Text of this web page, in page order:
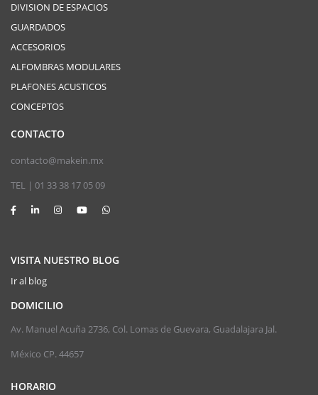
DIVISION DE ESPACIOS
GUARDADOS
ACCESORIOS
ALFOMBRAS MODULARES
PLAFONES ACUSTICOS
CONCEPTOS
CONTACTO
contacto@makein.mx
TEL | 01 33 38 17 05 09
VISITA NUESTRO BLOG
Ir al blog
DOMICILIO
Av. Manuel Acuña 2736, Col. Lomas de Guevara, Guadalajara Jal.
México CP. 44657
HORARIO